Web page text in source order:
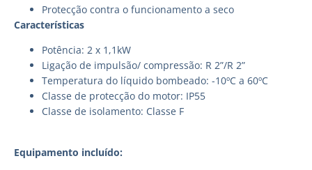
Protecção contra o funcionamento a seco
Características
Potência: 2 x 1,1kW
Ligação de impulsão/ compressão: R 2”/R 2”
Temperatura do líquido bombeado: -10ºC a 60ºC
Classe de protecção do motor: IP55
Classe de isolamento: Classe F
Equipamento incluído: